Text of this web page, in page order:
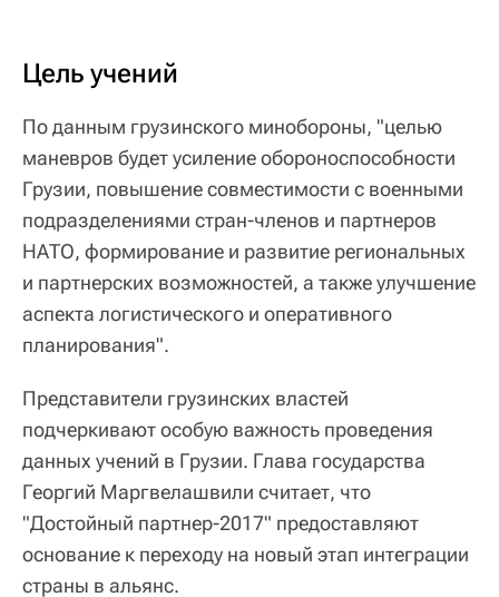
Цель учений
По данным грузинского минобороны, "целью
маневров будет усиление обороноспособности
Грузии, повышение совместимости с военными
подразделениями стран-членов и партнеров
НАТО, формирование и развитие региональных
и партнерских возможностей, а также улучшение
аспекта логистического и оперативного
планирования".
Представители грузинских властей
подчеркивают особую важность проведения
данных учений в Грузии. Глава государства
Георгий Маргвелашвили считает, что
"Достойный партнер-2017" предоставляют
основание к переходу на новый этап интеграции
страны в альянс.